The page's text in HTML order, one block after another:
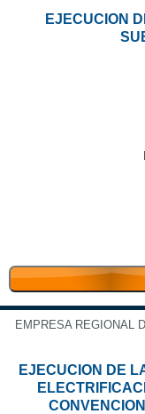
EJECUCION
EMPRESA REGIONAL
EJECUCION DE